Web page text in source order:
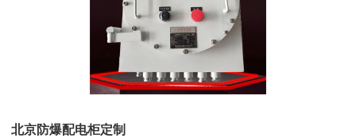
北京防爆配电柜定制